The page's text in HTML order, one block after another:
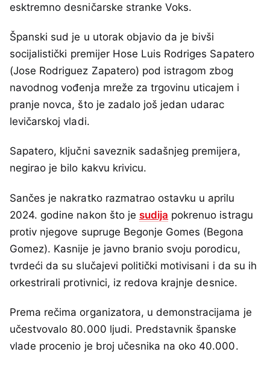
esktremno desničarske stranke Voks.
Španski sud je u utorak objavio da je bivši
socijalistički premijer Hose Luis Rodriges Sapatero
(Jose Rodriguez Zapatero) pod istragom zbog
navodnog vođenja mreže za trgovinu uticajem i
pranje novca, što je zadalo još jedan udarac
levičarskoj vladi.
Sapatero, ključni saveznik sadašnjeg premijera,
negirao je bilo kakvu krivicu.
Sančes je nakratko razmatrao ostavku u aprilu
2024. godine nakon što je sudija pokrenuo istragu
protiv njegove supruge Begonje Gomes (Begona
Gomez). Kasnije je javno branio svoju porodicu,
tvrdeći da su slučajevi politički motivisani i da su ih
orkestrirali protivnici, iz redova krajnje desnice.
Prema rečima organizatora, u demonstracijama je
učestvovalo 80.000 ljudi. Predstavnik španske
vlade procenio je broj učesnika na oko 40.000.